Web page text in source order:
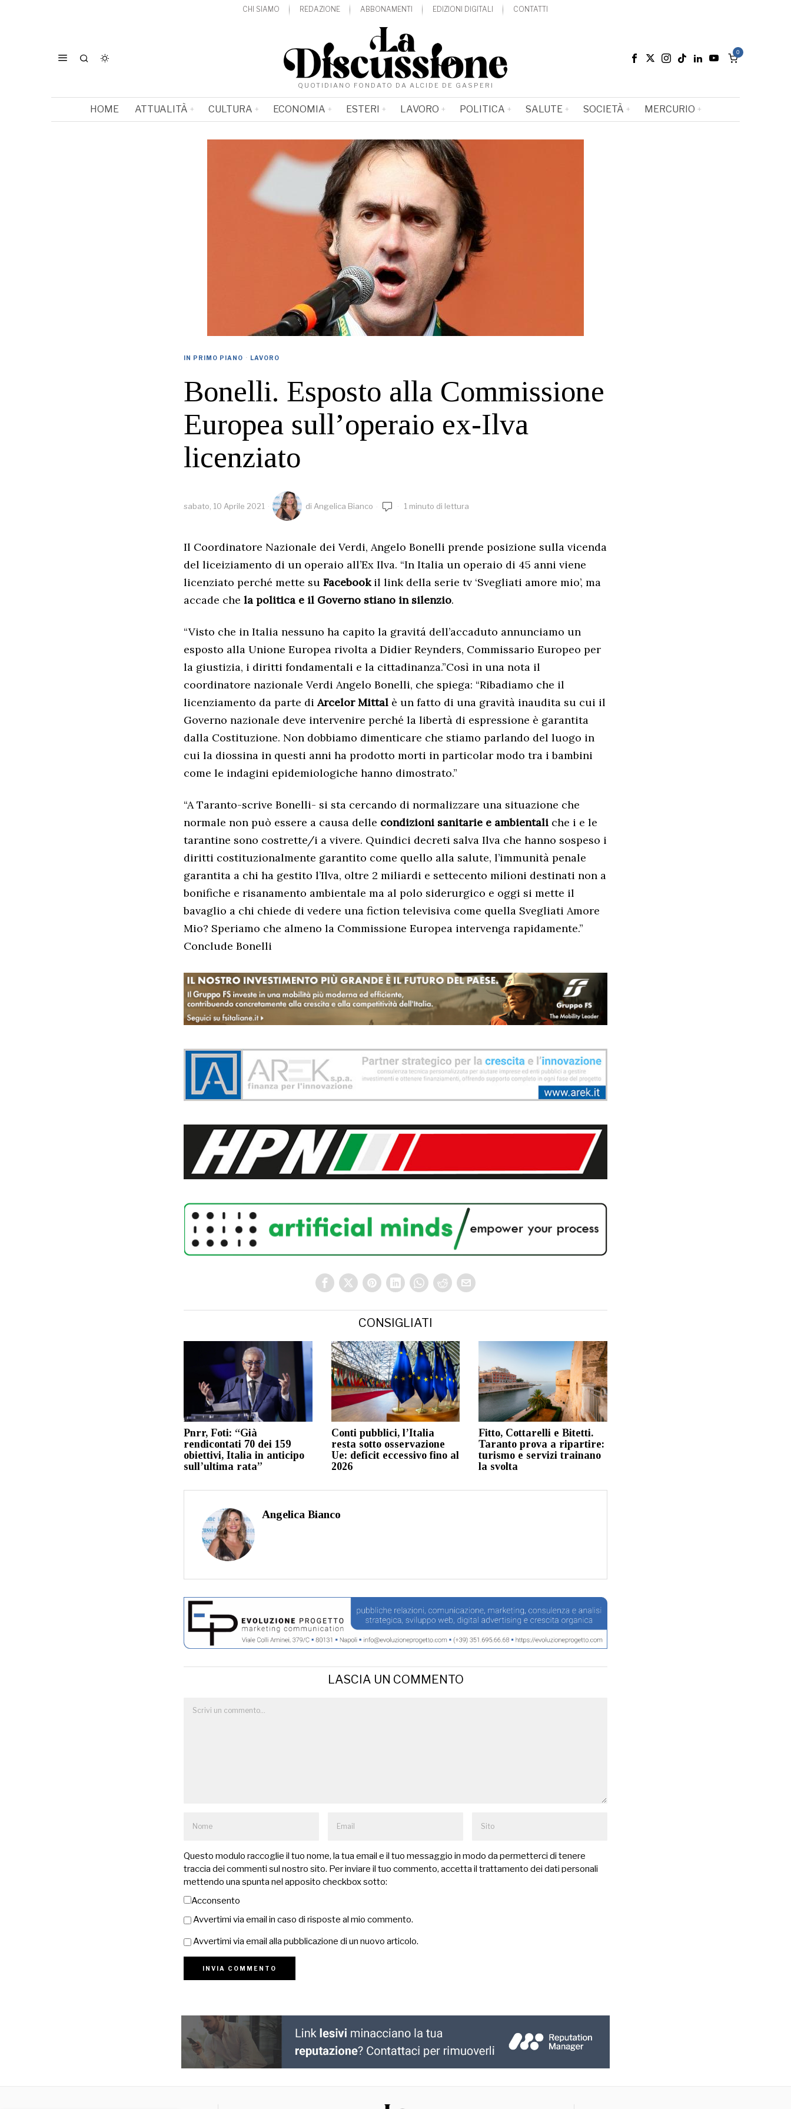
CHI SIAMO REDAZIONE ABBONAMENTI EDIZIONI DIGITALI CONTATTI
QUOTIDIANO FONDATO DA ALCIDE DE GASPERI
0
HOME ATTUALITÀ CULTURA ECONOMIA ESTERI LAVORO POLITICA SALUTE SOCIETÀ MERCURIO
IN PRIMO PIANO · LAVORO
Bonelli. Esposto alla Commissione
Europea sull’operaio ex-Ilva
licenziato
sabato, 10 Aprile 2021 di Angelica Bianco 1 minuto di lettura
Il Coordinatore Nazionale dei Verdi, Angelo Bonelli prende posizione sulla vicenda
del liceiziamento di un operaio all’Ex Ilva. “In Italia un operaio di 45 anni viene
licenziato perché mette su Facebookil link della serie tv ‘Svegliati amore mio’, ma
accade che la politica e il Governo stiano in silenzio.
“Visto che in Italia nessuno ha capito la gravitá dell’accaduto annunciamo un
esposto alla Unione Europea rivolta a Didier Reynders, Commissario Europeo per
la giustizia, i diritti fondamentali e la cittadinanza.”Così in una nota il
coordinatore nazionale Verdi Angelo Bonelli, che spiega: “Ribadiamo che il
licenziamento da parte diArcelor Mittal è un fatto di una gravità inaudita su cui il
Governo nazionale deve intervenire perché la libertà di espressione è garantita
dalla Costituzione. Non dobbiamo dimenticare che stiamo parlando del luogo in
cui la diossina in questi anni ha prodotto morti in particolar modo tra i bambini
come le indagini epidemiologiche hanno dimostrato.”
“A Taranto-scrive Bonelli- si sta cercando di normalizzare una situazione che
normale non può essere a causa delle condizioni sanitarie e ambientali che i e le
tarantine sono costrette/i a vivere. Quindici decreti salva Ilva che hanno sospeso i
diritti costituzionalmente garantito come quello alla salute, l’immunità penale
garantita a chi ha gestito l’Ilva, oltre 2 miliardi e settecento milioni destinati non a
bonifiche e risanamento ambientale ma al polo siderurgico e oggi si mette il
bavaglio a chi chiede di vedere una fiction televisiva come quella Svegliati Amore
Mio? Speriamo che almeno la Commissione Europea intervenga rapidamente.”
Conclude Bonelli
CONSIGLIATI
Pnrr, Foti: “Già
rendicontati 70 dei 159
obiettivi, Italia in anticipo
sull’ultima rata”
Conti pubblici, l’Italia
resta sotto osservazione
Ue: deficit eccessivo fino al
2026
Fitto, Cottarelli e Bitetti.
Taranto prova a ripartire:
turismo e servizi trainano
la svolta
Angelica Bianco
LASCIA UN COMMENTO
Questo modulo raccoglie il tuo nome, la tua email e il tuo messaggio in modo da permetterci di tenere
traccia dei commenti sul nostro sito. Per inviare il tuo commento, accetta il trattamento dei dati personali
mettendo una spunta nel apposito checkbox sotto:
Acconsento
Avvertimi via email in caso di risposte al mio commento.
Avvertimi via email alla pubblicazione di un nuovo articolo.